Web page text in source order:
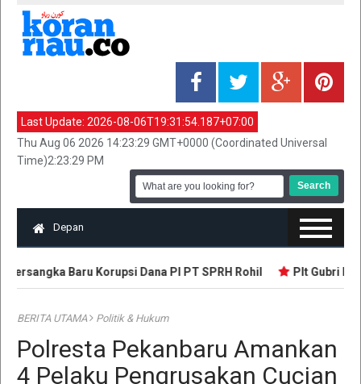
Last Update: 2026-08-06T19:31:54.187+07:00
Thu Aug 06 2026 14:23:29 GMT+0000 (Coordinated Universal
Time)2:23:29 PM
Depan
Baru Korupsi Dana PI PT SPRH Rohil Plt Gubri
BERITA UTAMA Politik & Hukum
Polresta Pekanbaru Amankan
4 Pelaku Pengrusakan Cucian